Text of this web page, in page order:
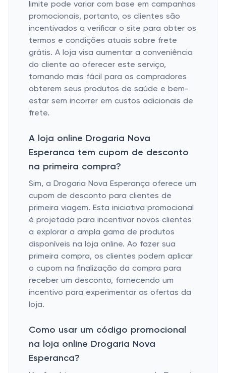
limite pode variar com base em campanhas
promocionais, portanto, os clientes são
incentivados a verificar o site para obter os
termos e condições atuais sobre frete
grátis. A loja visa aumentar a conveniência
do cliente ao oferecer este serviço,
tornando mais fácil para os compradores
obterem seus produtos de saúde e bem-
estar sem incorrer em custos adicionais de
frete.
A loja online Drogaria Nova
Esperanca tem cupom de desconto
na primeira compra?
Sim, a Drogaria Nova Esperança oferece um
cupom de desconto para clientes de
primeira viagem. Esta iniciativa promocional
é projetada para incentivar novos clientes
a explorar a ampla gama de produtos
disponíveis na loja online. Ao fazer sua
primeira compra, os clientes podem aplicar
o cupom na finalização da compra para
receber um desconto, fornecendo um
incentivo para experimentar as ofertas da
loja.
Como usar um código promocional
na loja online Drogaria Nova
Esperanca?